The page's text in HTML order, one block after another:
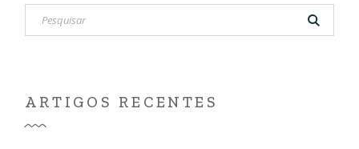
Pesquisar
por:
ARTIGOS RECENTES